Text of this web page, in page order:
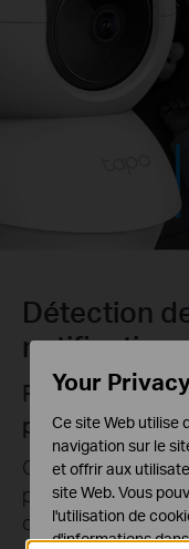
Détection
notifications
Personnalisez
pour les
Contrôlez les
plusieurs zones
des zones
Your
Ce site Web utilise
navigation sur le
et offrir aux
site Web. Vous
l'utilisation de
d'informations